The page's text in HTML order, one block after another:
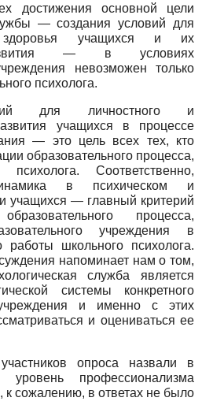
достижения основной цели
— создания условий для
здоровья учащихся и их
— в условиях
невозможен только
психолога.
для личностного и
учащихся в процессе
— это цель всех тех, кто
образовательного процесса,
Соответственно,
в психическом и
учащихся — главный критерий
процесса,
учреждения в
школьного психолога.
напоминает нам о том,
служба является
системы конкретного
учреждения и именно с этих
и оцениваться ее
опроса назвали в
уровень профессионализма
к сожалению, в ответах не было